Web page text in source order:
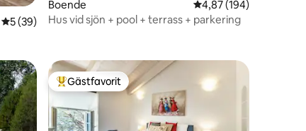
5 av 5 i genomsnittligt betyg, 39 omdömen
5 (39)
Boende 4,87 av 5 i
4,87 (194)
Hus vid sjön + pool + terrass + parkering
Populär gästfavorit
Gästfavorit